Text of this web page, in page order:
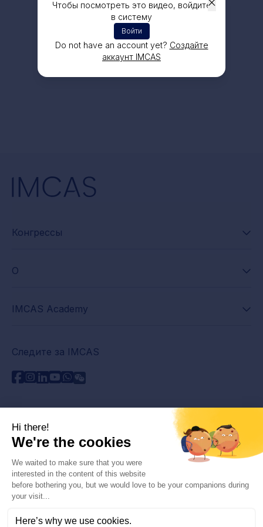
Чтобы посмотреть это видео, войдите
в систему
Войти
Do not have an account yet? Создайте
аккаунт IMCAS
Конгрессы
О
IMCAS Academy
Следите за IMCAS
Связаться с нами
Часто задаваемые вопросы
Политика конфиденциальности